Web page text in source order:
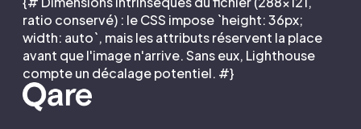
ratio conservé) : le CSS impose `height: 36px;
width: auto`, mais les attributs réservent la place
avant que l'image n'arrive. Sans eux, Lighthouse
compte un décalage potentiel. #}